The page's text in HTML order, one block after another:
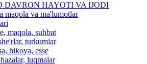
DAVRON HAYOTI VA IJODI
maqola va ma'lumotlar
maqola, suhbat
turkumlar
hikoya, esse
luqmalar